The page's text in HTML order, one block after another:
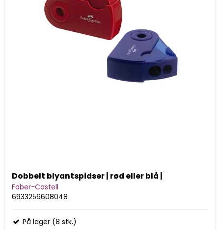
Dobbelt blyantspidser | rød eller blå |
Faber-Castell
6933256608048
På lager (8 stk.)